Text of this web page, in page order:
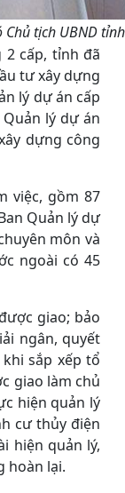
tịch UBND
2 cấp, tỉnh đã
tư xây dựng
lý dự án cấp
lý dự án
dựng công
việc, gồm 87
Quản lý dự
môn và
ngoài có 45
giao; bảo
ngân, quyết
sắp xếp tổ
giao làm chủ
hiện quản lý
cư thủy điện
hiện quản lý,
hoàn lại.